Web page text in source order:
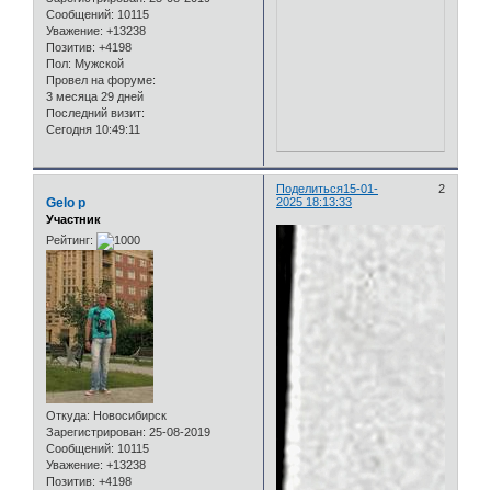
Сообщений: 10115
Уважение: +13238
Позитив: +4198
Пол: Мужской
Провел на форуме:
3 месяца 29 дней
Последний визит:
Сегодня 10:49:11
Поделиться 2
15-01-
2025 18:13:33
Gelo p
Участник
Рейтинг:
Откуда: Новосибирск
Зарегистрирован: 25-08-2019
Сообщений: 10115
Уважение: +13238
Позитив: +4198